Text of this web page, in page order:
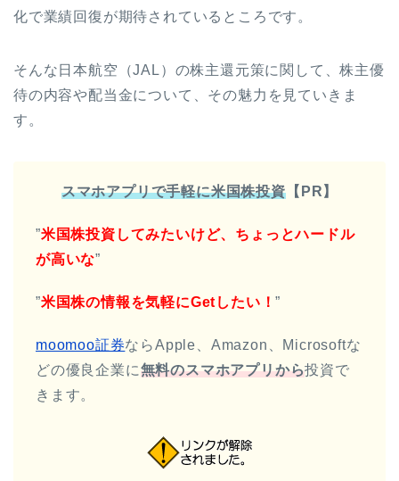
化で業績回復が期待されているところです。
そんな日本航空（JAL）の株主還元策に関して、株主優
待の内容や配当金について、その魅力を見ていきま
す。
スマホアプリで手軽に米国株投資【PR】
”米国株投資してみたいけど、ちょっとハードル
が高いな”
”米国株の情報を気軽にGetしたい！”
moomoo証券ならApple、Amazon、Microsoftな
どの優良企業に無料のスマホアプリから投資で
きます。